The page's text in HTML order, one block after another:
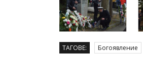
ТАГОВЕ: Богоявление